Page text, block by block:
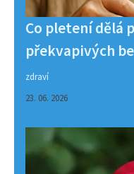
Co pletení dělá
překvapivých
zdraví
23. 06. 2026